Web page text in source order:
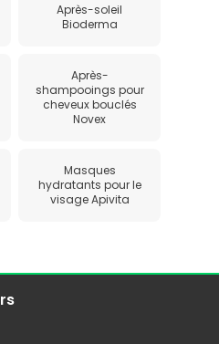
Après-soleil
Bioderma
Après-
shampooings pour
cheveux bouclés
Novex
Masques
hydratants pour le
visage Apivita